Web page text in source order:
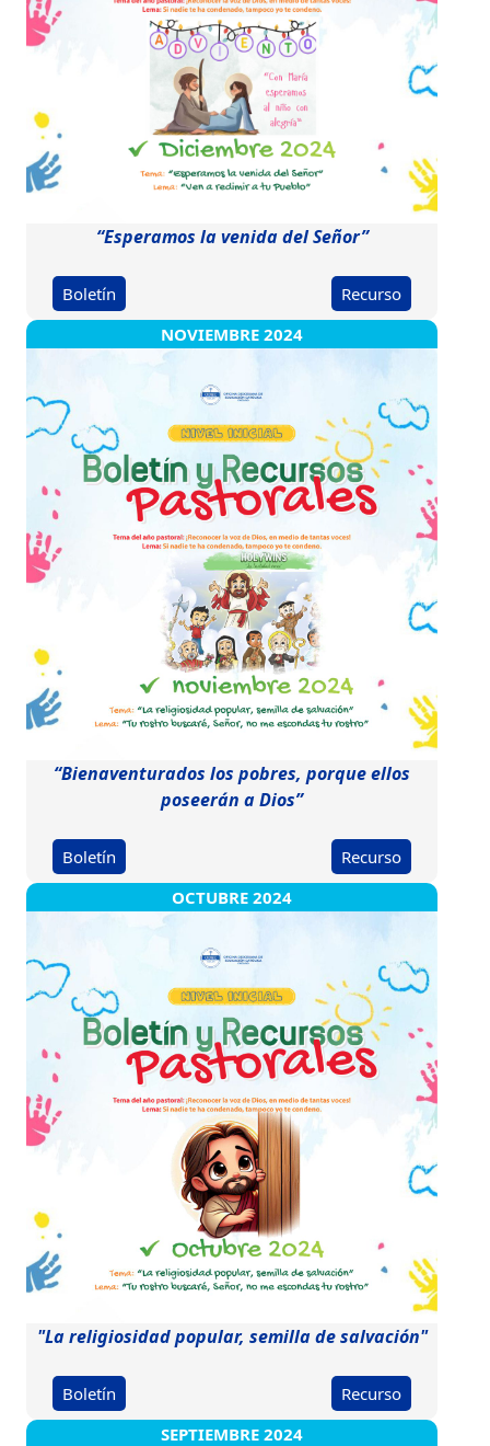
“Esperamos la venida del Señor”
Boletín
Recurso
NOVIEMBRE 2024
“Bienaventurados los pobres, porque ellos
poseerán a Dios”
Boletín
Recurso
OCTUBRE 2024
"La religiosidad popular, semilla de salvación"
Boletín
Recurso
SEPTIEMBRE 2024